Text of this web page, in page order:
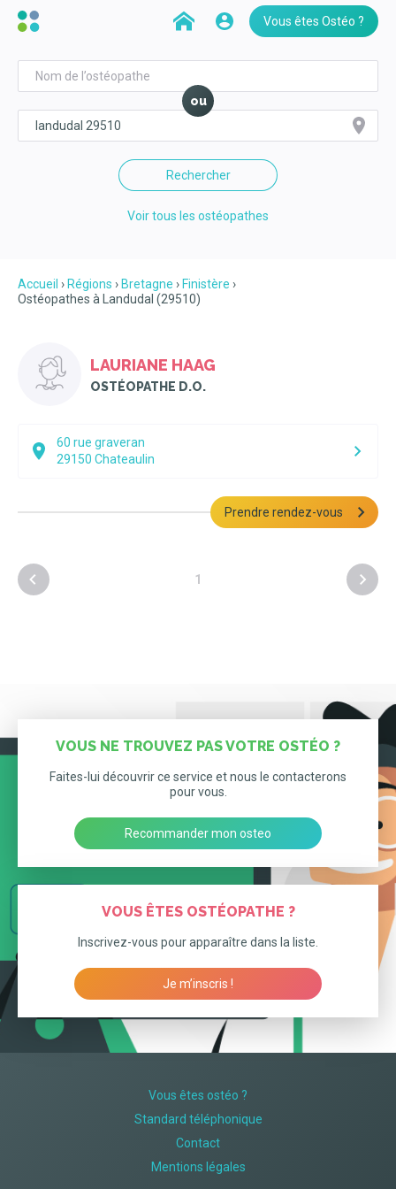
Vous êtes Ostéo ?
ou
Rechercher
Voir tous les ostéopathes
Accueil Régions Bretagne
Finistère
Ostéopathes à Landudal (29510)
LAURIANE HAAG
OSTÉOPATHE D.O.
60 rue graveran
29150 Chateaulin
Prendre rendez-vous
1
VOUS NE TROUVEZ PAS VOTRE OSTÉO ?
Faites-lui découvrir ce service et nous le contacterons
pour vous.
Recommander mon osteo
VOUS ÊTES OSTÉOPATHE ?
Inscrivez-vous pour apparaître dans la liste.
Je m’inscris !
Vous êtes ostéo ?
Standard téléphonique
Contact
Mentions légales